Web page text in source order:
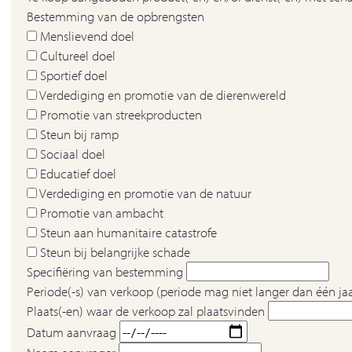
Bestemming van de opbrengsten
Menslievend doel
Cultureel doel
Sportief doel
Verdediging en promotie van de dierenwereld
Promotie van streekproducten
Steun bij ramp
Sociaal doel
Educatief doel
Verdediging en promotie van de natuur
Promotie van ambacht
Steun aan humanitaire catastrofe
Steun bij belangrijke schade
Specifiëring van bestemming
Periode(-s) van verkoop (periode mag niet langer dan één
Plaats(-en) waar de verkoop zal plaatsvinden
Datum aanvraag